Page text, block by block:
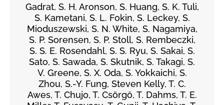
Gadrat, S. H. Aronson, S. Huang, S. K. Tuli,
S. Kametani, S. L. Fokin, S. Leckey, S.
Mioduszewski, S. N. White, S. Nagamiya,
S. P. Sorensen, S. P. Stoll, S. Rembeczki,
S. S. E. Rosendahl, S. S. Ryu, S. Sakai, S.
Sato, S. Sawada, S. Skutnik, S. Takagi, S.
V. Greene, S. X. Oda, S. Yokkaichi, S.
Zhou, S.-Y. Fung, Steven Kelly, T. C.
Awes, T. Chujo, T. Csörgő, T. Dahms, T. E.